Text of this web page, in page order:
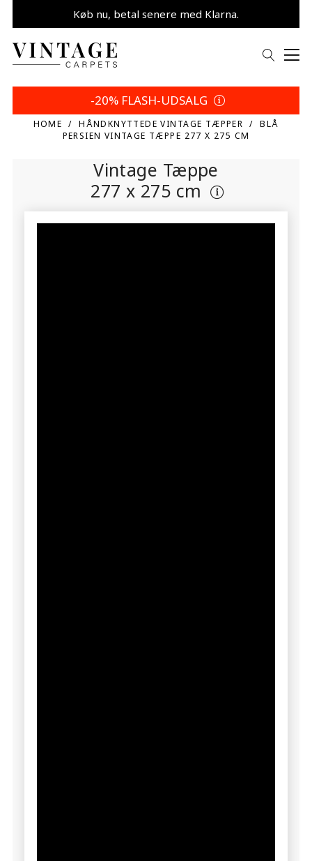
Spar 5% | Dit valg
Køb nu, betal senere med Klarna.
-20% FLASH-UDSALG
HOME HÅNDKNYTTEDE VINTAGE TÆPPER
BLÅ
PERSIEN VINTAGE TÆPPE 277 X 275 CM
Vintage Tæppe
277 x 275 cm